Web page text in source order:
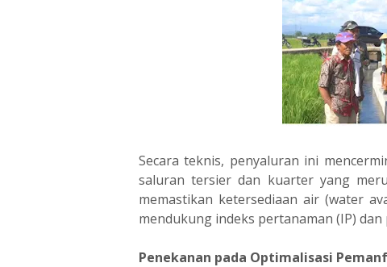
‎Secara teknis, penyaluran ini
saluran tersier dan kuarter yang
memastikan ketersediaan air (water
mendukung indeks pertanaman (IP)
Penekanan pada Optimalisasi